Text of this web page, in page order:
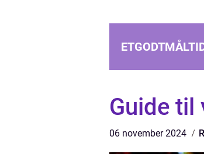
Guide
06 november 2024